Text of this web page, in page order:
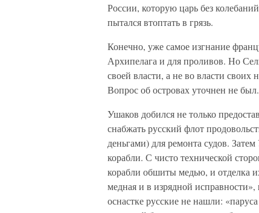
России, которую царь без
пытался втоптать в грязь.
Конечно, уже самое изгнание
Архипелага и для проливов. Но
своей власти, а не во власти
Вопрос об островах уточнен не был.
Ушаков добился не только
снабжать русский флот
деньгами) для ремонта судов.
корабли. С чисто технической
корабли обшиты медью, и отделка
медная и в изрядной
оснастке русские не нашли: